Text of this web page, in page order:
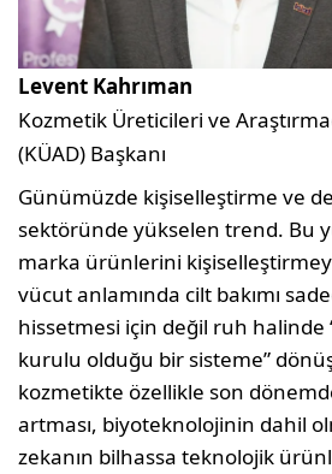
Levent Kahrıman
Kozmetik Üreticileri ve
(KÜAD) Başkanı
Günümüzde kişiselleştirme ve
sektöründe yükselen trend. Bu
marka ürünlerini
vücut anlamında cilt bakımı
hissetmesi için değil ruh halinde
kurulu olduğu bir sisteme”
kozmetikte özellikle son
artması, biyoteknolojinin dahil
zekanın bilhassa teknolojik